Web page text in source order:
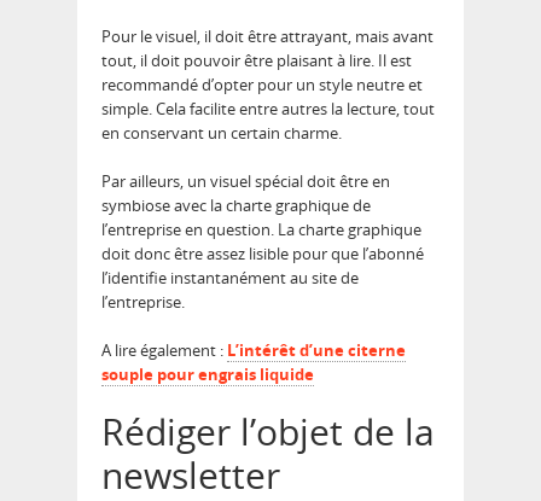
Pour le visuel, il doit être attrayant, mais avant
tout, il doit pouvoir être plaisant à lire. Il est
recommandé d’opter pour un style neutre et
simple. Cela facilite entre autres la lecture, tout
en conservant un certain charme.
Par ailleurs, un visuel spécial doit être en
symbiose avec la charte graphique de
l’entreprise en question. La charte graphique
doit donc être assez lisible pour que l’abonné
l’identifie instantanément au site de
l’entreprise.
A lire également : L’intérêt d’une citerne
souple pour engrais liquide
Rédiger l’objet de la
newsletter